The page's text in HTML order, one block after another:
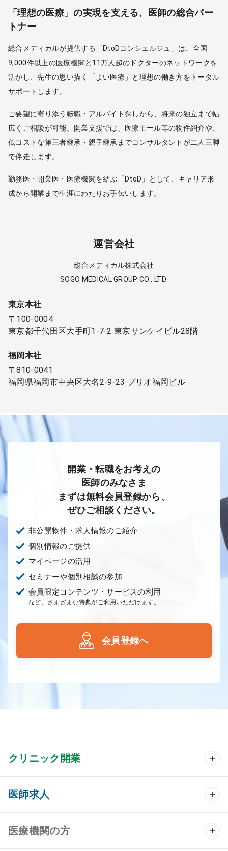
「理想の医療」の実現を支える、医師の総合パー
トナー
総合メディカルが提供する「DtoDコンシェルジュ」は、全国
9,000件以上の医療機関と11万人超のドクターのネットワークを
活かし、先生の思い描く「よい医療」と理想の働き方をトータル
サポートします。
ご要望に寄り添う転職・アルバイト探しから、将来の独立まで幅
広くご相談が可能。開業支援では、医療モール等の物件紹介や、
低コストな第三者継承・親子継承までコンサルタントが二人三脚
で伴走します。
勤務医・開業医・医療機関を結ぶ「DtoD」として、キャリア形
成から開業まで生涯にわたりお手伝いします。
運営会社
総合メディカル株式会社
SOGO MEDICAL GROUP CO., LTD.
東京本社
〒100-0004
東京都千代田区大手町1-7-2 東京サンケイビル28階
福岡本社
〒810-0041
福岡県福岡市中央区大名2-9-23 プリオ福岡ビル
開業・転職をお考えの
医師のみなさま
まずは無料会員登録から、
ぜひご相談ください。
非公開物件・求人情報のご紹介
個別情報のご提供
マイページの活用
セミナーや個別相談の参加
会員限定コンテンツ・サービスの利用
など、さまざまな特典がご利用いただけます。
会員登録へ
クリニック開業
クリニック開業 TOP
クリニック物件検索
医師求人
医師求人 TOP
医療機関の方